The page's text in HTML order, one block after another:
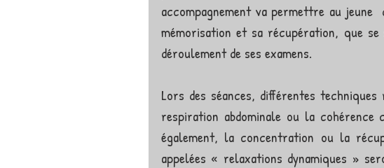
accompagnement va permettre au
mémorisation et sa récupération, que
déroulement de ses examens.
Lors des séances, différentes
respiration abdominale ou la
également, la concentration ou la
appelées « relaxations dynamiques »